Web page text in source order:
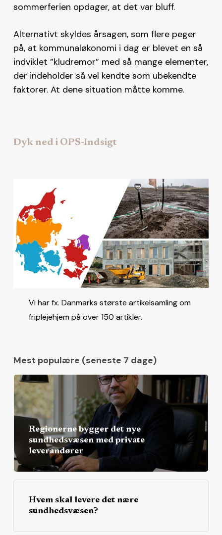
sommerferien opdager, at det var bluff.
Alternativt skyldes årsagen, som flere peger
på, at kommunaløkonomi i dag er blevet en så
indviklet ”kludremor” med så mange elementer,
der indeholder så vel kendte som ubekendte
faktorer. At dene situation måtte komme.
Dyk ned i OPS-Indsigt
Vi har fx. Danmarks største artikelsamling om
friplejehjem på over 150 artikler.
Mest populære (seneste 7 dage)
Regionerne bygger det nye
sundhedsvæsen med private
leverandører
Hvem skal levere det nære
sundhedsvæsen?